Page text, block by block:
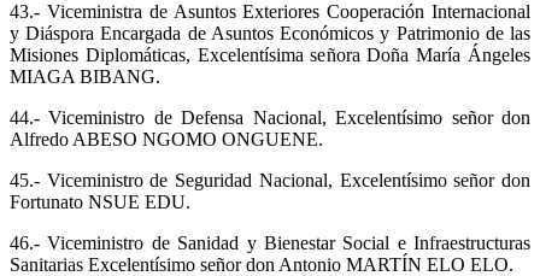
43.- Viceministra de Asuntos Exteriores Cooperación Internacional
y Diáspora Encargada de Asuntos Económicos y Patrimonio de las
Misiones Diplomáticas, Excelentísima señora Doña María Ángeles
MIAGA BIBANG.
44.- Viceministro de Defensa Nacional, Excelentísimo señor don
Alfredo ABESO NGOMO ONGUENE.
45.- Viceministro de Seguridad Nacional, Excelentísimo señor don
Fortunato NSUE EDU.
46.- Viceministro de Sanidad y Bienestar Social e Infraestructuras
Sanitarias Excelentísimo señor don Antonio MARTÍN ELO ELO.